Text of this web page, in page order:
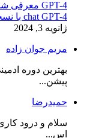
chat GPT-4 با نسخه 3.5
ژانویه 3, 2024
مریم جوان زاده
بهترین دوره
پیشن...
حمیدرضا
سلام و درود
اس...